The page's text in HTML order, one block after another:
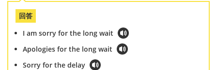
回答
I am sorry for the long wait
Apologies for the long wait
Sorry for the delay